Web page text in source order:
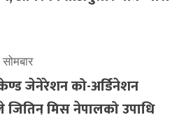
जेनेरेशन को-अर्डिनेशन
मिस नेपालको उपाधि